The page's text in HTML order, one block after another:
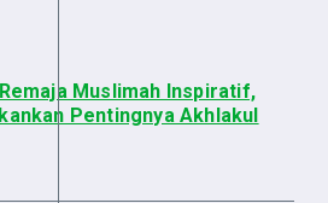
Muslimah Inspiratif,
Pentingnya Akhlakul